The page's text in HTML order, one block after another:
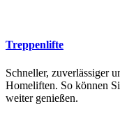
Treppenlifte
Schneller, zuverlässiger
Homeliften. So können
weiter genießen.